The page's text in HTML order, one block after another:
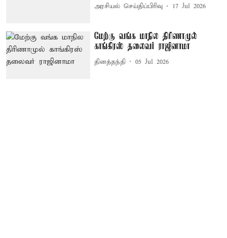
அரசியல் செய்திப்பிரிவு 17 Jul 2026
மேற்கு வங்க மாநில திரிணாமுல்
காங்கிரஸ் தலைவர் ராஜினாமா
தினத்தந்தி 05 Jul 2026